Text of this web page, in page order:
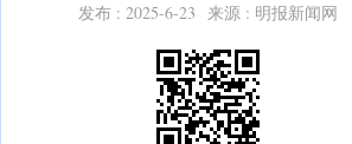
发布 : 2025-6-23 来源 : 明报新闻网